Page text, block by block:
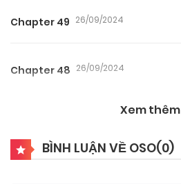
Chapter 49 26/09/2024
Chapter 48 26/09/2024
26/09/2024Xem thêm
BÌNH LUẬN VỀ OSO(0)